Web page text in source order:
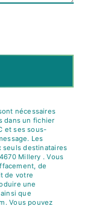
nécessaires
dans un fichier
et ses sous-
Les
seuls destinataires
Millery . Vous
de
de votre
une
que
Vous pouvez